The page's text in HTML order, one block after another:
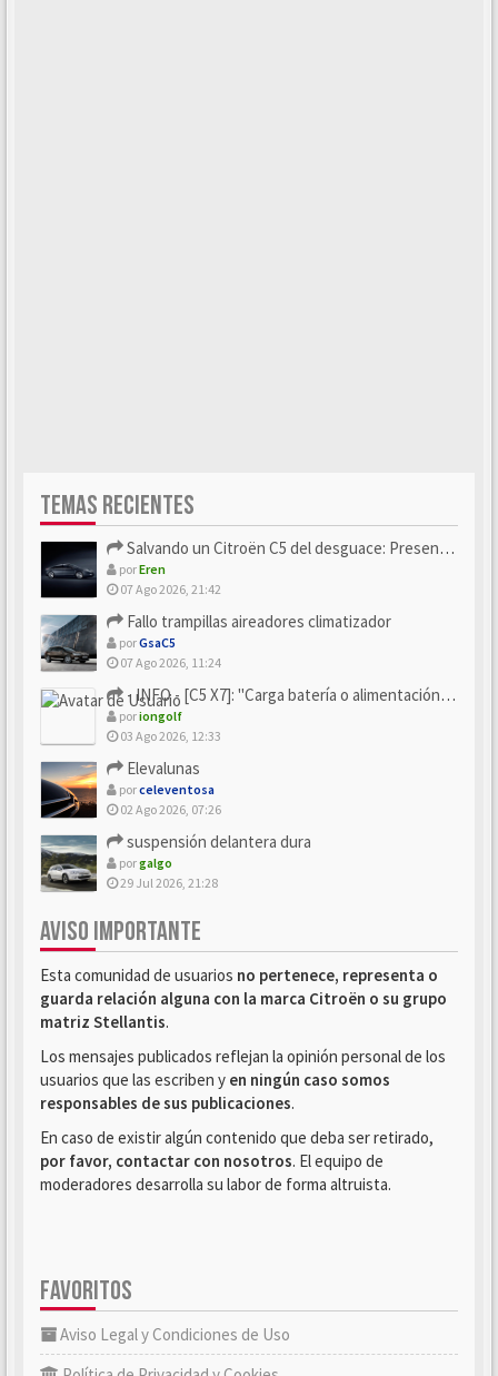
TEMAS RECIENTES
Salvando un Citroën C5 del desguace: Presentación y seguimiento
porEren
07 Ago 2026, 21:42
Fallo trampillas aireadores climatizador
porGsaC5
07 Ago 2026, 11:24
- INFO - [C5 X7]: "Carga batería o alimentación eléctri...
poriongolf
03 Ago 2026, 12:33
Elevalunas
porceleventosa
02 Ago 2026, 07:26
suspensión delantera dura
porgalgo
29 Jul 2026, 21:28
AVISO IMPORTANTE
Esta comunidad de usuarios no pertenece, representa o
guarda relación alguna con la marca Citroën o su grupo
matriz Stellantis.
Los mensajes publicados reflejan la opinión personal de los
usuarios que las escriben y en ningún caso somos
responsables de sus publicaciones.
En caso de existir algún contenido que deba ser retirado,
por favor, contactar con nosotros. El equipo de
moderadores desarrolla su labor de forma altruista.
FAVORITOS
Aviso Legal y Condiciones de Uso